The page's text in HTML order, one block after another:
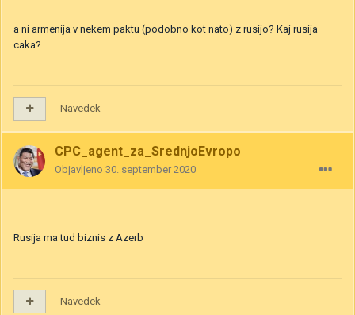
a ni armenija v nekem paktu (podobno kot nato) z rusijo? Kaj rusija
caka?
Navedek
CPC_agent_za_SrednjoEvropo
Objavljeno 30. september 2020
Rusija ma tud biznis z Azerb
Navedek